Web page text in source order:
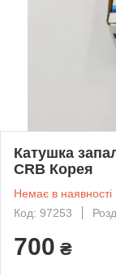
Катушка
CRB Корея
Немає в наявності
Код: 97253
700 ₴